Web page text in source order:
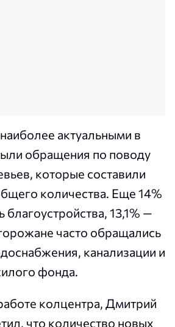
актуальными в
обращения по поводу
которые составили
количества. Еще 14%
благоустройства, 13,1% —
часто обращались
канализации и
фонда.
колцентра, Дмитрий
что количество новых